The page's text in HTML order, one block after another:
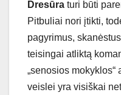
Dresūra turi būti
Pitbuliai nori įtikti,
pagyrimus,
teisingai atliktą
„senosios
veislei yra visiškai